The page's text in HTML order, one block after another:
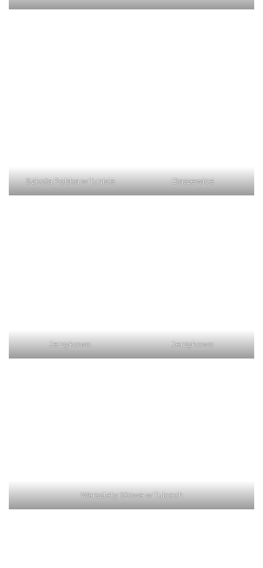
Szkoła Polska w Tunisie Daszewice
Jerzykowo Jerzykowo
Warsztaty Słowa w Tulcach